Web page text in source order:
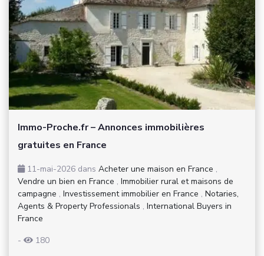
Immo-Proche.fr – Annonces immobilières
gratuites en France
11-mai-2026 dans Acheter une maison en France ,
Vendre un bien en France , Immobilier rural et maisons de
campagne , Investissement immobilier en France , Notaries,
Agents & Property Professionals , International Buyers in
France
-
180